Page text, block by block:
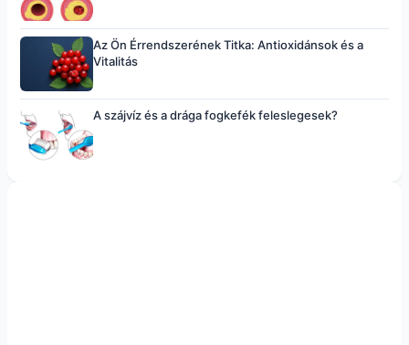
Az Ön Érrendszerének Titka: Antioxidánsok és a
Vitalitás
A szájvíz és a drága fogkefék feleslegesek?